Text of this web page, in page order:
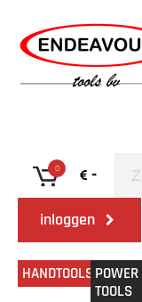
0 -
inloggen
HANDTOOLS POWER
TOOLS